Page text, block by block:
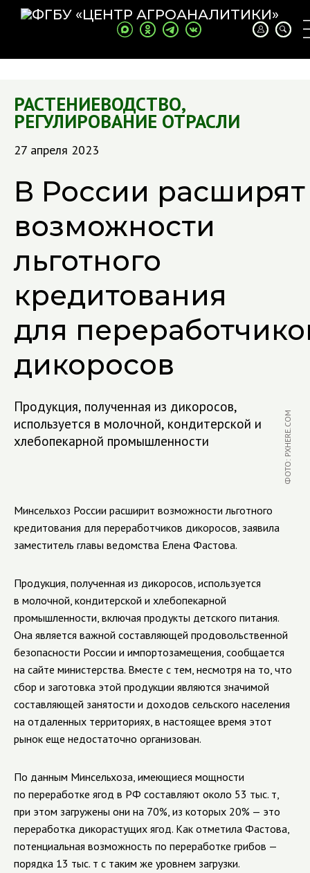
РАСТЕНИЕВОДСТВО,
РЕГУЛИРОВАНИЕ ОТРАСЛИ
27 апреля 2023
В России расширят
возможности
льготного
кредитования
для
дикоросов
Продукция, полученная из дикоросов,
используется в молочной, кондитерской и
хлебопекарной промышленности
ФОТО: PXHERE.COM
Минсельхоз России расширит возможности льготного
кредитования для переработчиков дикоросов, заявила
заместитель главы ведомства Елена Фастова.
Продукция, полученная из дикоросов, используется
в молочной, кондитерской и хлебопекарной
промышленности, включая продукты детского питания.
Она является важной составляющей продовольственной
безопасности России и импортозамещения, сообщается
на сайте министерства. Вместе с тем, несмотря на то, что
сбор и заготовка этой продукции являются значимой
составляющей занятости и доходов сельского населения
на отдаленных территориях, в настоящее время этот
рынок еще недостаточно организован.
По данным Минсельхоза, имеющиеся мощности
по переработке ягод в РФ составляют около 53 тыс. т,
при этом загружены они на 70%, из которых 20% — это
переработка дикорастущих ягод. Как отметила Фастова,
потенциальная возможность по переработке грибов —
порядка 13 тыс. т с таким же уровнем загрузки.